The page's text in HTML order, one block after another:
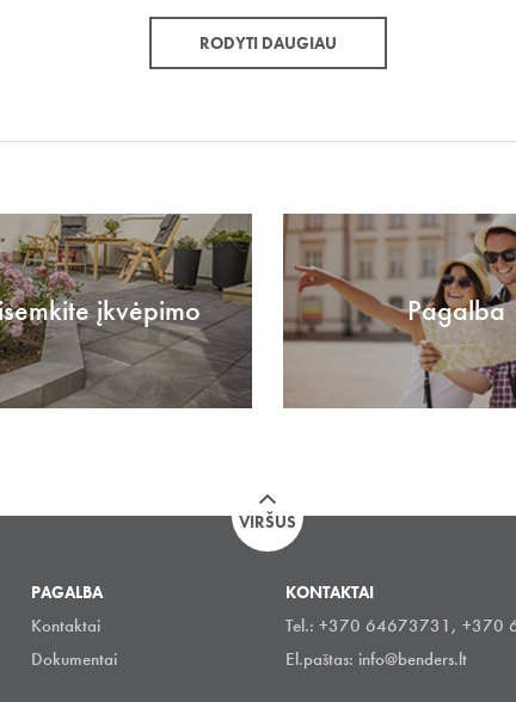
RODYTI DAUGIAU
įkvėpimo Pagalba
VIRŠUS
PAGALBA
Kontaktai
Dokumentai
KONTAKTAI
Tel.: +370 64673731, +370
El.paštas: info@benders.lt